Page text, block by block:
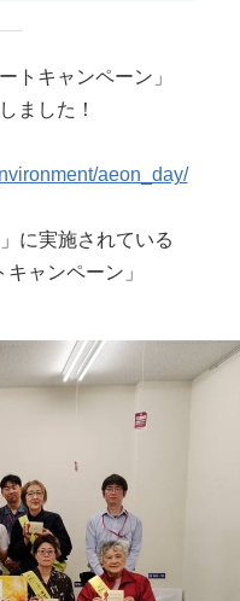
トキャンペーン」
ました！
aeon_day/
に実施されている
キャンペーン」